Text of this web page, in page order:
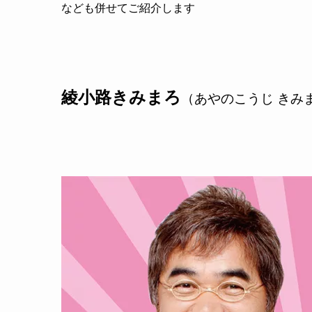
なども併せてご紹介します
綾小路きみまろ （あやのこうじ きみ